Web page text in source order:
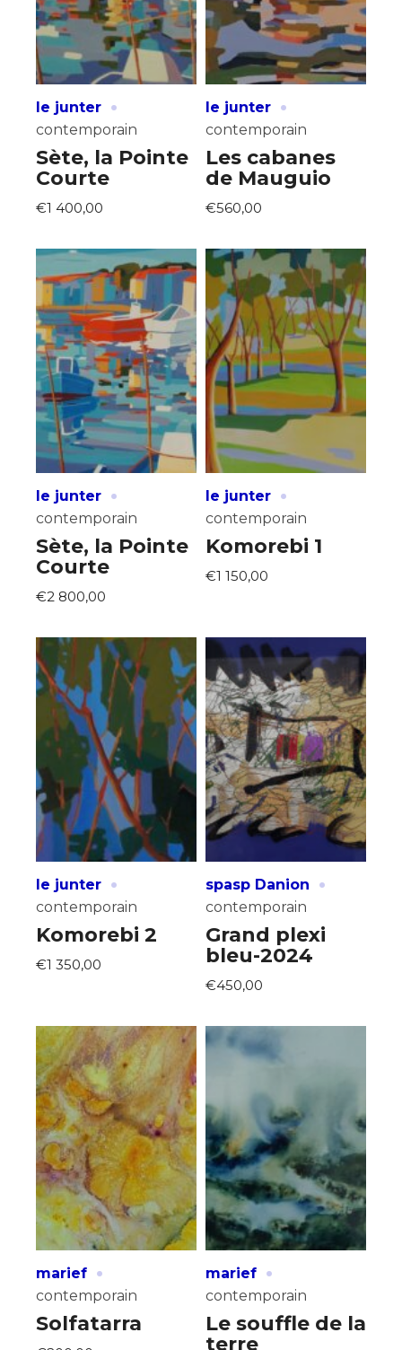
le junter ·
contemporain
Sète, la Pointe
Courte
€1 400,00
le junter ·
contemporain
Les cabanes
de Mauguio
€560,00
le junter ·
contemporain
Sète, la Pointe
Courte
€2 800,00
le junter ·
contemporain
Komorebi 1
€1 150,00
le junter ·
contemporain
Komorebi 2
€1 350,00
spasp Danion ·
contemporain
Grand plexi
bleu-2024
€450,00
marief ·
contemporain
Solfatarra
marief ·
contemporain
Le souffle de la
terre